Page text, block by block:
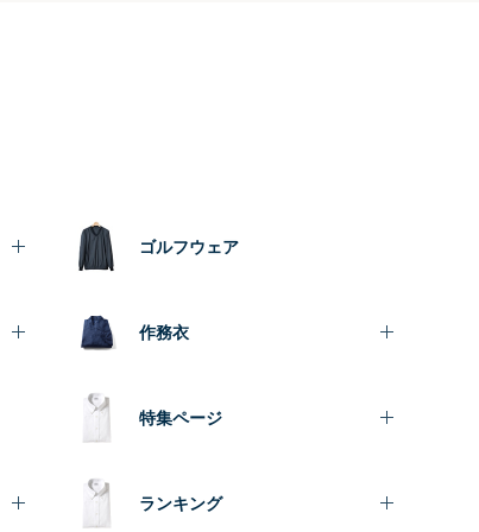
ゴルフウェア
作務衣
特集ページ
ランキング